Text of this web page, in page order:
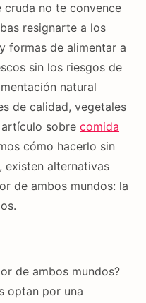
cruda no te convence
resignarte a los
formas de alimentar a
sin los riesgos de
natural
de calidad, vegetales
artículo sobre comida
cómo hacerlo sin
existen alternativas
de ambos mundos: la
de ambos mundos?
optan por una